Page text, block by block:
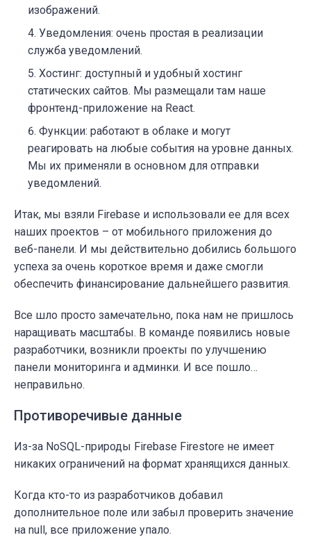
изображений.
Уведомления: очень простая в реализации
служба уведомлений.
Хостинг: доступный и удобный хостинг
статических сайтов. Мы размещали там наше
фронтенд-приложение на React.
Функции: работают в облаке и могут
реагировать на любые события на уровне данных.
Мы их применяли в основном для отправки
уведомлений.
Итак, мы взяли Firebase и использовали ее для всех
наших проектов – от мобильного приложения до
веб-панели. И мы действительно добились большого
успеха за очень короткое время и даже смогли
обеспечить финансирование дальнейшего развития.
Все шло просто замечательно, пока нам не пришлось
наращивать масштабы. В команде появились новые
разработчики, возникли проекты по улучшению
панели мониторинга и админки. И все пошло…
неправильно.
Противоречивые данные
Из-за NoSQL-природы Firebase Firestore не имеет
никаких ограничений на формат хранящихся данных.
Когда кто-то из разработчиков добавил
дополнительное поле или забыл проверить значение
на null, все приложение упало.